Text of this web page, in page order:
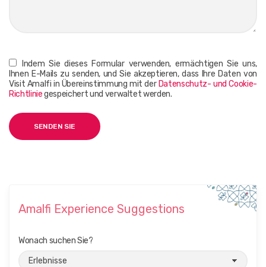
Indem Sie dieses Formular verwenden, ermächtigen Sie uns,
Ihnen E-Mails zu senden, und Sie akzeptieren, dass Ihre Daten von
Visit Amalfi in Übereinstimmung mit der Datenschutz- und Cookie-
Richtliniegespeichert und verwaltet werden.
Amalfi Experience Suggestions
Wonach suchen Sie?